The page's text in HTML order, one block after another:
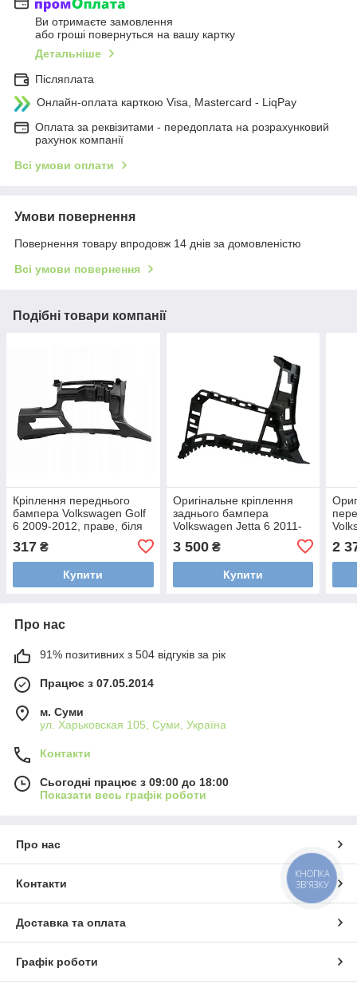
Ви отримаєте замовлення
або гроші повернуться на вашу картку
Детальніше
Післяплата
Онлайн-оплата карткою Visa, Mastercard - LiqPay
Оплата за реквізитами - передоплата на розрахунковий
рахунок компанії
Всі умови оплати
Умови повернення
Повернення товару впродовж 14 днів за домовленістю
Всі умови повернення
Подібні товари компанії
Кріплення переднього
бампера Volkswagen Golf
6 2009-2012, праве, біля
5K0807724B, 187411932
317 ₴
Купити
Оригінальне кріплення
заднього бампера
Volkswagen Jetta 6 2011-
5C6807394B
3 500₴
Купити
2
Про нас
91% позитивних з 504 відгуків за рік
Працює з 07.05.2014
м. Суми
ул. Харьковская 105, Суми, Україна
Контакти
Сьогодні працює з 09:00 до 18:00
Показати весь графік роботи
Про нас
Контакти
Доставка та оплата
Графік роботи
КНОПКА
ЗВ'ЯЗКУ